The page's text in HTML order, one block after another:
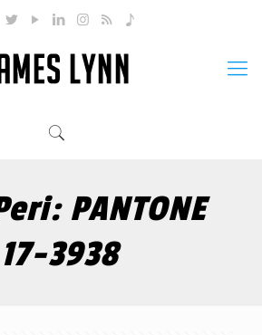
PANTONE
17-3938